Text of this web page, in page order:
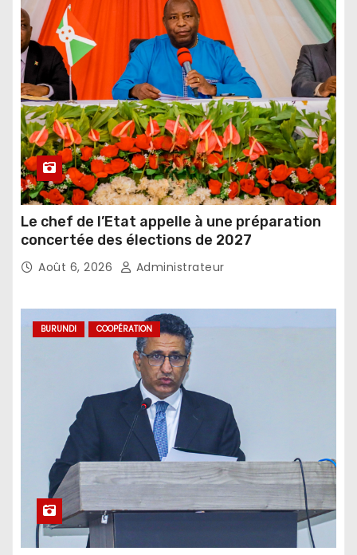
Le chef de l’Etat appelle à une préparation
concertée des élections de 2027
Août 6, 2026 Administrateur
BURUNDI COOPÉRATION